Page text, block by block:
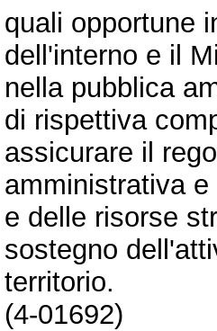
quali opportune
dell'interno e il
nella pubblica
di rispettiva
assicurare il
amministrativa
e delle risorse
sostegno
territorio.
(4-01692)